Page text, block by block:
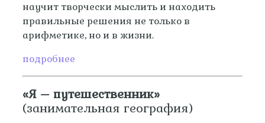
научит творчески мыслить и находить
правильные решения не только в
арифметике, но и в жизни.
подробнее
«Я – путешественник»
(занимательная география)